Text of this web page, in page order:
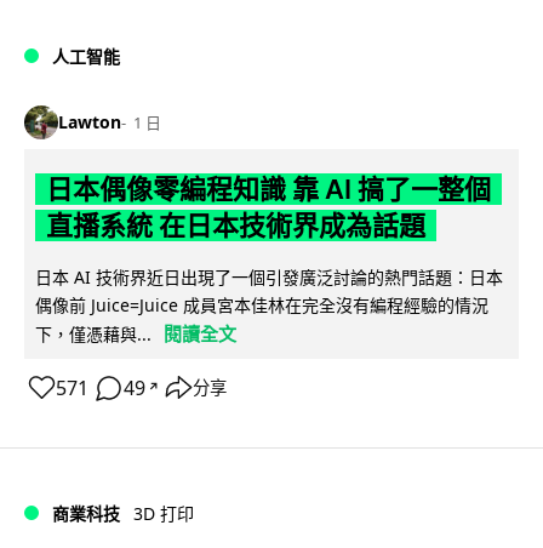
人工智能
Lawton 1 日
日本偶像零編程知識 靠 AI 搞了一整個
直播系統 在日本技術界成為話題
日本 AI 技術界近日出現了一個引發廣泛討論的熱門話題：日本
偶像前 Juice=Juice 成員宮本佳林在完全沒有編程經驗的情況
下，僅憑藉與...
閱讀全文
571 49 ↗ 分享
商業科技 3D 打印